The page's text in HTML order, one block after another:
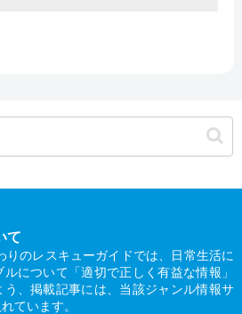
て
りのレスキューガイドでは、日常生活に
について「適切で正しく有益な情報」
、掲載記事には、当該ジャンル情報サ
ています。